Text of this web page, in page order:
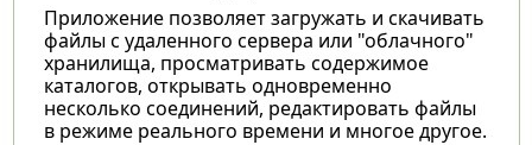
Приложение позволяет загружать и скачивать
файлы с удаленного сервера или "облачного"
хранилища, просматривать содержимое
каталогов, открывать одновременно
несколько соединений, редактировать файлы
в режиме реального времени и многое другое.